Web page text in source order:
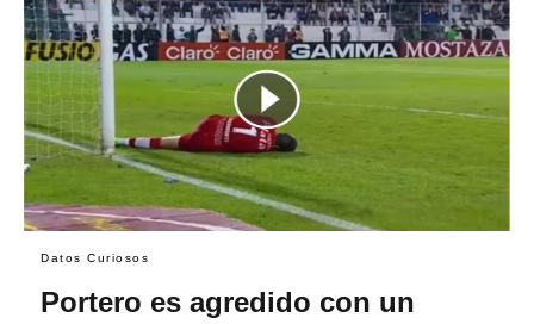
Datos Curiosos
Portero es agredido con un